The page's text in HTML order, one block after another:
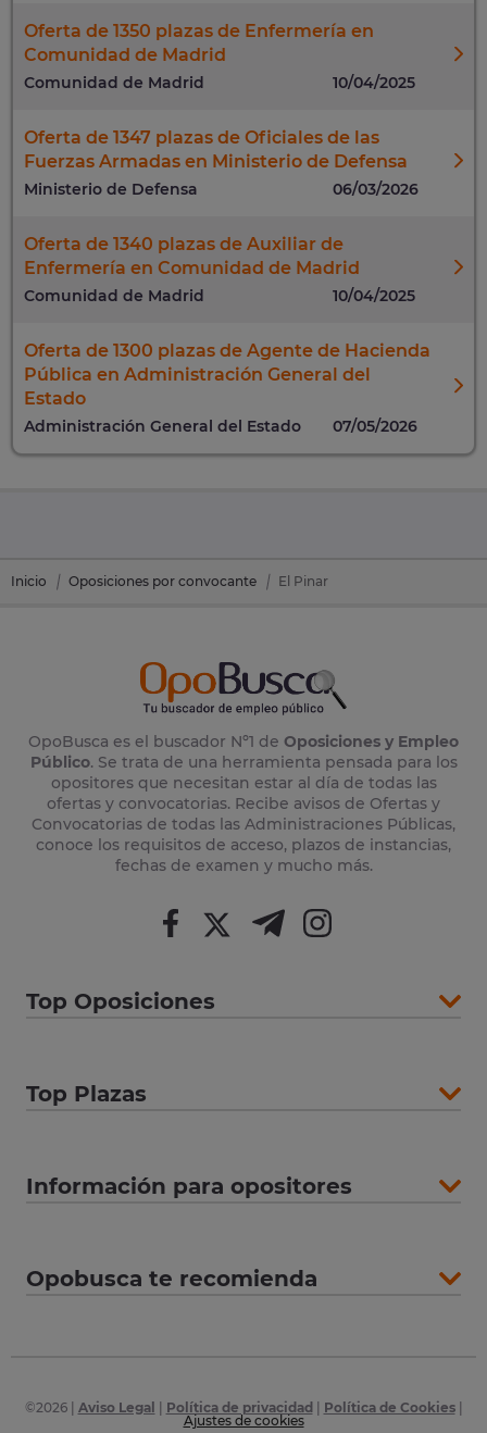
Oferta de 1350 plazas de Enfermería en
Comunidad de Madrid
Comunidad de Madrid 10/04/2025
Oferta de 1347 plazas de Oficiales de las
Fuerzas Armadas en Ministerio de Defensa
Ministerio de Defensa 06/03/2026
Oferta de 1340 plazas de Auxiliar de
Enfermería en Comunidad de Madrid
Comunidad de Madrid 10/04/2025
Oferta de 1300 plazas de Agente de Hacienda
Pública en Administración General del
Estado
Administración General del Estado 07/05/2026
Inicio Oposiciones por convocante El Pinar
OpoBusca es el buscador Nº1 de Oposiciones y Empleo
Público. Se trata de una herramienta pensada para los
opositores que necesitan estar al día de todas las
ofertas y convocatorias. Recibe avisos de Ofertas y
Convocatorias de todas las Administraciones Públicas,
conoce los requisitos de acceso, plazos de instancias,
fechas de examen y mucho más.
Top Oposiciones
Top Plazas
Información para opositores
Opobusca te recomienda
©2026| Aviso Legal Política de privacidad Política de Cookies|
Ajustes de cookies